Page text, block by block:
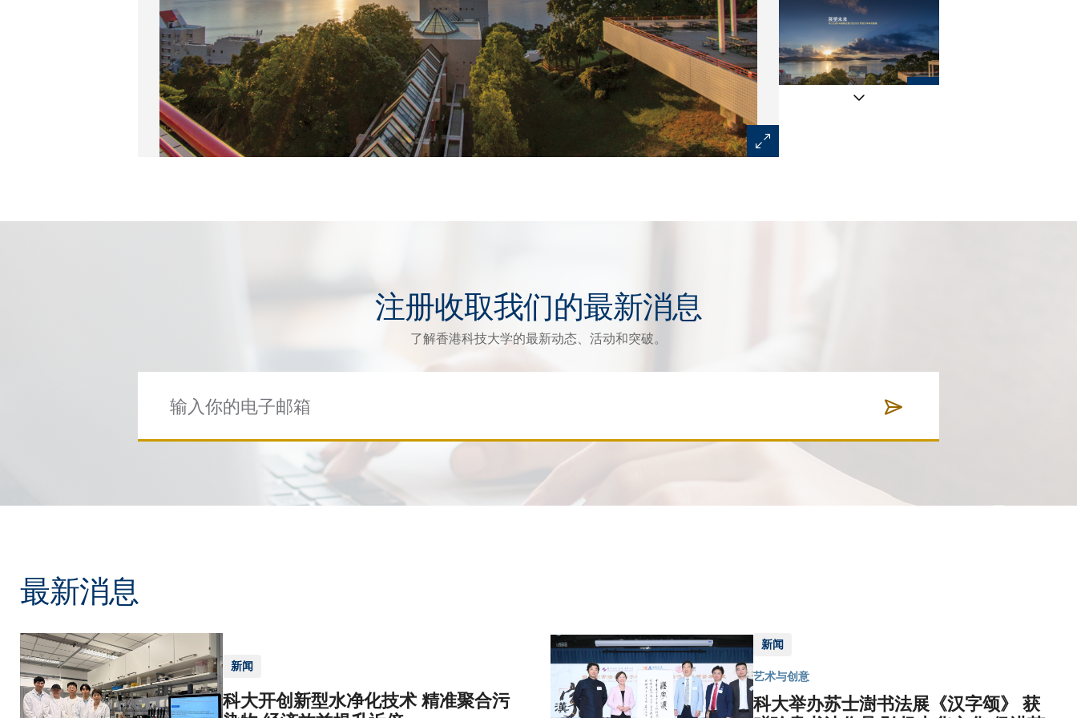
注册收取我们的最新消息
了解香港科技大学的最新动态、活动和突破。
最新消息
新闻
科大开创新型水净化技术 精准聚合污
新闻
艺术与创意
科大举办苏士澍书法展《汉字颂》 获